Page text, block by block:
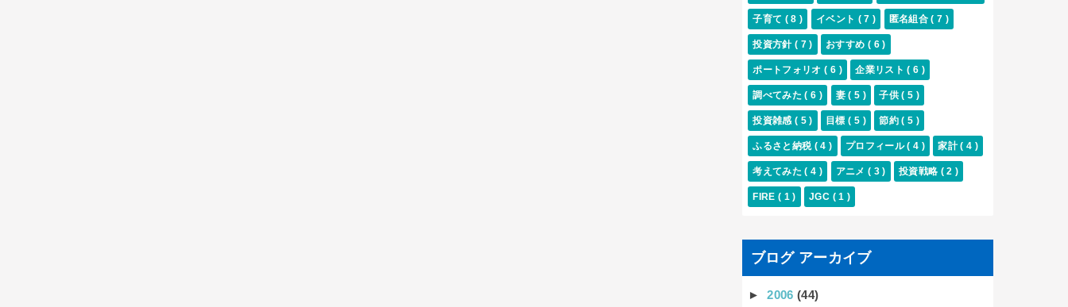
子育て ( 8 ) イベント ( 7 ) 匿名組合( 7 )
投資方針( 7 ) おすすめ ( 6 )
ポートフォリオ( 6 ) 企業リスト( 6 )
調べてみた( 6 ) 妻( 5 ) 子供( 5 )
投資雑感( 5 ) 目標( 5 ) 節約( 5 )
ふるさと納税 ( 4 ) プロフィール( 4 ) 家計( 4 )
考えてみた( 4 ) アニメ ( 3 ) 投資戦略 ( 2 )
FIRE( 1 ) JGC ( 1 )
ブログ アーカイブ
►2006(44)